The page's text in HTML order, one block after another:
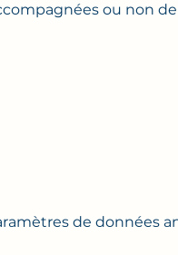
ou non
de données